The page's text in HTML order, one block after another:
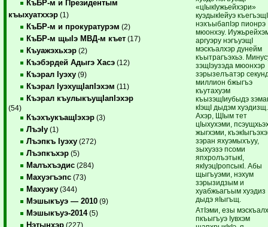
КъБР-м и Президентым
къыхуатххэр (1)
КъБР-м и прокуратурэм (2)
КъБР-м щыIэ МВД-м къет (17)
Къуажэхьхэр (2)
Къэбэрдей Адыгэ Хасэ (12)
Къэрал Iуэху (9)
Къэрал IуэхущIапIэхэм (11)
Къэрал къулыкъущIапIэхэр
(54)
КъэхъукъащIэхэр (3)
ЛъэIу (1)
Лъэпкъ Iуэху (272)
Лъэпкъхэр (5)
Малъхъэдис (284)
Махуэгъэпс (73)
Махуэку (344)
Мэшыкъуэ — 2010 (9)
Мэшыкъуэ-2014(5)
Нэтынхэр (227)
«цIыкIужьейхэри»
куэдыкIейуэ
нэхъыбапIэр пионрэ
мюонхэу.
аргуэру нэгъуэщI
мэскъалхэр дунейм
къытрагъэхьэ.
зэщIэузэда мюонхэр
зэрызелъатэр
миллион бжыгъэ
къутахуэм
къызэщIиубыдэ
кIэщI дыдэм хуэдизщ.
Ахэр, ЩIым тет
цIыхухэми,
жыгхэми,
зэран яхуэмыхъуу,
зыхуэзэ псоми
япхролъэтыкI,
якIуэцIропсыкI. Абы
щыгъуэми, нэхум
зэрызидзым и
хуабжьагъым хуэдиз
дыдэ яIыгъщ.
АтIэми, езы
пкъыгъуэ Iувхэм